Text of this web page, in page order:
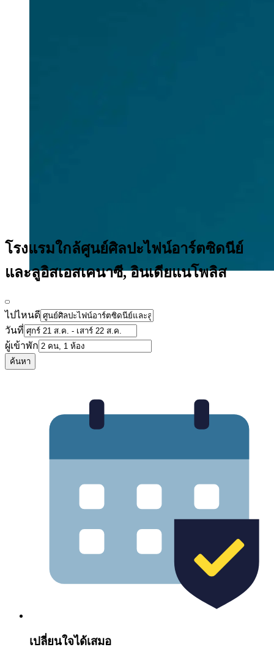
โรงแรมใกล้ศูนย์ศิลปะไฟน์อาร์ตซิดนีย์
และลูอิสเอสเคนาซี, อินเดียแนโพลิส
ไปไหนดี
วันที่
ผู้เข้าพัก
ค้นหา
เปลี่ยนใจได้เสมอ